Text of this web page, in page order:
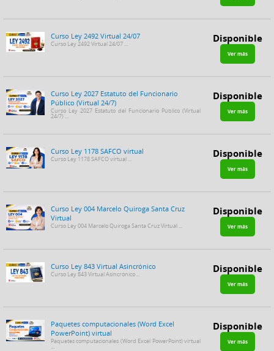
Curso Ley 2492 Virtual 24/07
Curso Ley 2492 Virtual 24/07 ... Disponible
Ver más
Curso Ley 2027 Estatuto del Funcionario
Público (Virtual 24/7)
Curso Ley 2027 Estatuto del Funcionario Público (Virtual
24/7) ...
Disponible
Ver más
Curso Ley 1178 SAFCO virtual
Curso Ley 1178 SAFCO virtual ... Disponible
Ver más
Curso Ley 004 Marcelo Quiroga Santa Cruz
Virtual
Curso Ley 004 Marcelo Quiroga Santa Cruz Virtual ...
Disponible
Ver más
Curso Ley 843 Virtual Asincrónico
Curso Ley 843 Virtual Asincrónico ... Disponible
Ver más
Paquetes computacionales (Word Excel
PowerPoint) virtual
Paquetes computacionales (Word Excel PowerPoint) virtual
...
Disponible
Ver más